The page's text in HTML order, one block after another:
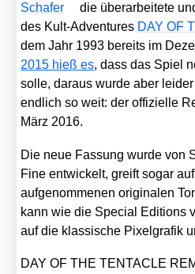
Scha­fer
die über­ar­bei­te­te
des Kult-Adven­tures DAY OF
dem Jahr 1993 bereits im
2015 hieß es, dass das Spiel
sol­le, dar­aus wur­de aber
end­lich so weit: der offi­zi­el­le
März 2016.
Die neue Fas­sung wur­de von
Fine ent­wi­ckelt, greift sogar
auf­ge­nom­me­nen ori­gi­na­len
kann wie die Spe­cial Edi­ti­ons
auf die klas­si­sche Pixel­gra­fik
DAY OF THE TENTACLE